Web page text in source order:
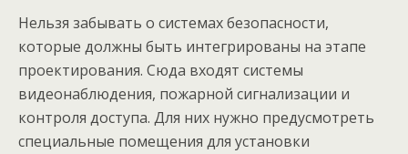
Нельзя забывать о системах безопасности,
которые должны быть интегрированы на этапе
проектирования. Сюда входят системы
видеонаблюдения, пожарной сигнализации и
контроля доступа. Для них нужно предусмотреть
специальные помещения для установки